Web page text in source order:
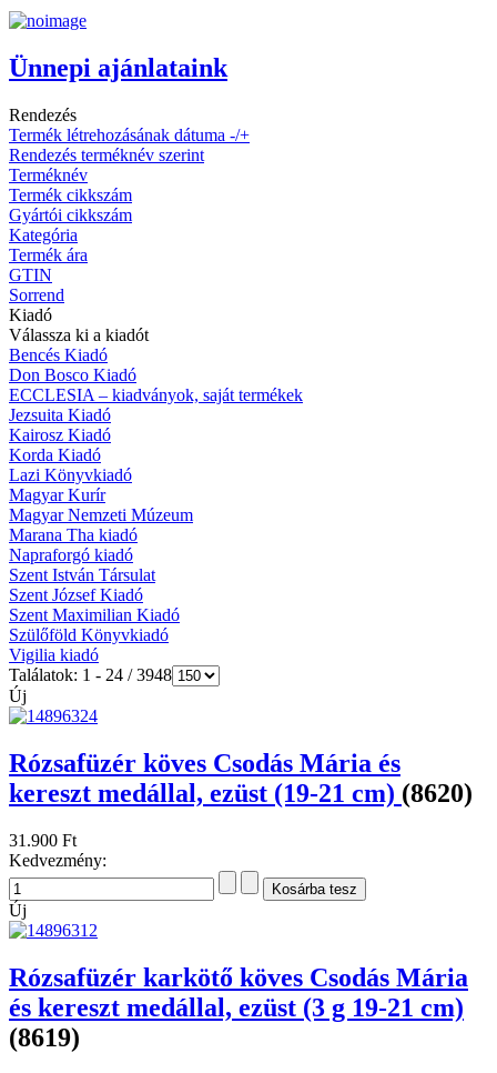
Ünnepi ajánlataink
Rendezés
Termék létrehozásának dátuma -/+
Rendezés terméknév szerint
Terméknév
Termék cikkszám
Gyártói cikkszám
Kategória
Termék ára
GTIN
Sorrend
Kiadó
Válassza ki a kiadót
Bencés Kiadó
Don Bosco Kiadó
ECCLESIA – kiadványok, saját termékek
Jezsuita Kiadó
Kairosz Kiadó
Korda Kiadó
Lazi Könyvkiadó
Magyar Kurír
Magyar Nemzeti Múzeum
Marana Tha kiadó
Napraforgó kiadó
Szent István Társulat
Szent József Kiadó
Szent Maximilian Kiadó
Szülőföld Könyvkiadó
Vigilia kiadó
Találatok: 1 - 24 / 3948
Új
Rózsafüzér köves Csodás Mária és
kereszt medállal, ezüst (19-21 cm) (8620)
31.900 Ft
Kedvezmény:
Új
Rózsafüzér karkötő köves Csodás Mária
és kereszt medállal, ezüst (3 g 19-21 cm)
(8619)